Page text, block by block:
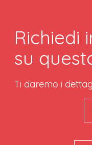
Richiedi
su
Ti daremo i